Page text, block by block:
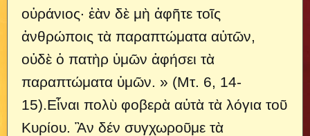
οὐράνιος· ἐὰν δὲ μὴ ἀφῆτε τοῖς
ἀνθρώποις τὰ παραπτώματα αὐτῶν,
οὐδὲ ὁ πατὴρ ὑμῶν ἀφήσει τὰ
παραπτώματα ὑμῶν. » (Μτ. 6, 14-
15).Εἶναι πολὺ φοβερὰ αὐτὰ τὰ λόγια τοῦ
Κυρίου. Ἂν δέν συγχωροῦμε τὰ